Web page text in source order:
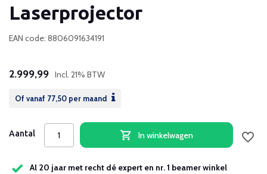
Laserprojector
EAN code: 8806091634191
2.999,99 Incl. 21% BTW
Of vanaf 77,50 per maand
Aantal In winkelwagen
Al 20 jaar met recht dé expert en nr. 1 beamer winkel